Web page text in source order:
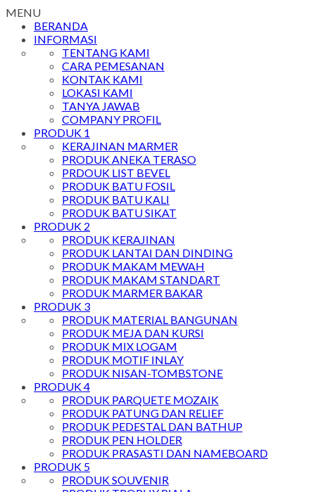
MENU
BERANDA
INFORMASI
TENTANG KAMI
CARA PEMESANAN
KONTAK KAMI
LOKASI KAMI
TANYA JAWAB
COMPANY PROFIL
PRODUK 1
KERAJINAN MARMER
PRODUK ANEKA TERASO
PRDOUK LIST BEVEL
PRODUK BATU FOSIL
PRODUK BATU KALI
PRODUK BATU SIKAT
PRODUK 2
PRODUK KERAJINAN
PRODUK LANTAI DAN DINDING
PRODUK MAKAM MEWAH
PRODUK MAKAM STANDART
PRODUK MARMER BAKAR
PRODUK 3
PRODUK MATERIAL BANGUNAN
PRODUK MEJA DAN KURSI
PRODUK MIX LOGAM
PRODUK MOTIF INLAY
PRODUK NISAN-TOMBSTONE
PRODUK 4
PRODUK PARQUETE MOZAIK
PRODUK PATUNG DAN RELIEF
PRODUK PEDESTAL DAN BATHUP
PRODUK PEN HOLDER
PRODUK PRASASTI DAN NAMEBOARD
PRODUK 5
PRODUK SOUVENIR